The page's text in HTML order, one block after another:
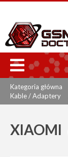

Kategoria główna
Kable / Adaptery
XIAOMI